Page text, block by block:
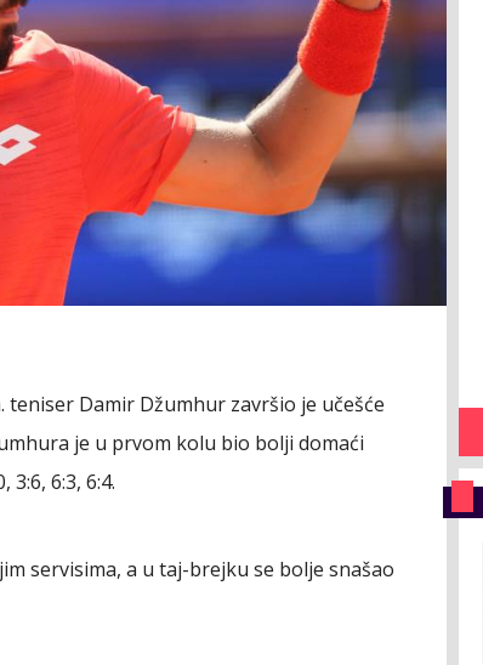
Damir Džumhur završio je učešće
je u prvom kolu bio bolji domaći
6:3, 6:4.
servisima, a u taj-brejku se bolje snašao